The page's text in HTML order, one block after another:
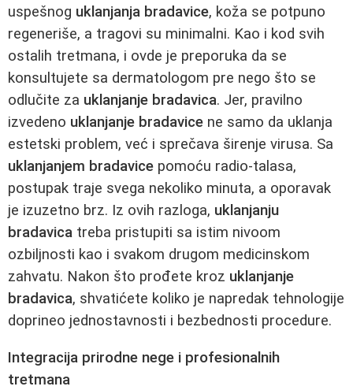
uspešnog uklanjanja bradavice, koža se potpuno
regeneriše, a tragovi su minimalni. Kao i kod svih
ostalih tretmana, i ovde je preporuka da se
konsultujete sa dermatologom pre nego što se
odlučite za uklanjanje bradavica. Jer, pravilno
izvedeno uklanjanje bradavice ne samo da uklanja
estetski problem, već i sprečava širenje virusa. Sa
uklanjanjem bradavice pomoću radio-talasa,
postupak traje svega nekoliko minuta, a oporavak
je izuzetno brz. Iz ovih razloga, uklanjanju
bradavica treba pristupiti sa istim nivoom
ozbiljnosti kao i svakom drugom medicinskom
zahvatu. Nakon što prođete kroz uklanjanje
bradavica, shvatićete koliko je napredak tehnologije
doprineo jednostavnosti i bezbednosti procedure.
Integracija prirodne nege i profesionalnih
tretmana